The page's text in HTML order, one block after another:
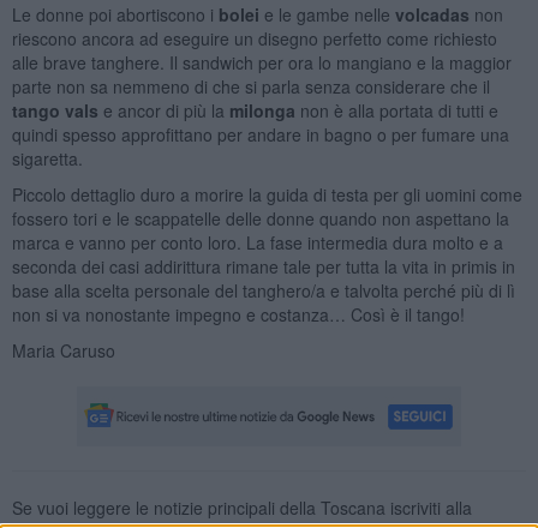
Le donne poi abortiscono i bolei e le gambe nelle volcadas non
riescono ancora ad eseguire un disegno perfetto come richiesto
alle brave tanghere. Il sandwich per ora lo mangiano e la maggior
parte non sa nemmeno di che si parla senza considerare che il
tango vals e ancor di più la milonga non è alla portata di tutti e
quindi spesso approfittano per andare in bagno o per fumare una
sigaretta.
Piccolo dettaglio duro a morire la guida di testa per gli uomini come
fossero tori e le scappatelle delle donne quando non aspettano la
marca e vanno per conto loro. La fase intermedia dura molto e a
seconda dei casi addirittura rimane tale per tutta la vita in primis in
base alla scelta personale del tanghero/a e talvolta perché più di lì
non si va nonostante impegno e costanza… Così è il tango!
Maria Caruso
Se vuoi leggere le notizie principali della Toscana iscriviti alla